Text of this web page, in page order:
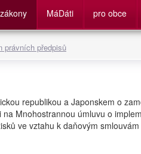
zákony MáDáti pro obce
právních předpisů
republikou a Japonskem o
Mnohostrannou úmluvu o
ve vztahu k daňovým smlouvám